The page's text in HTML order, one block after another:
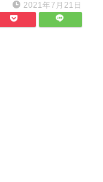
2021年7月21日